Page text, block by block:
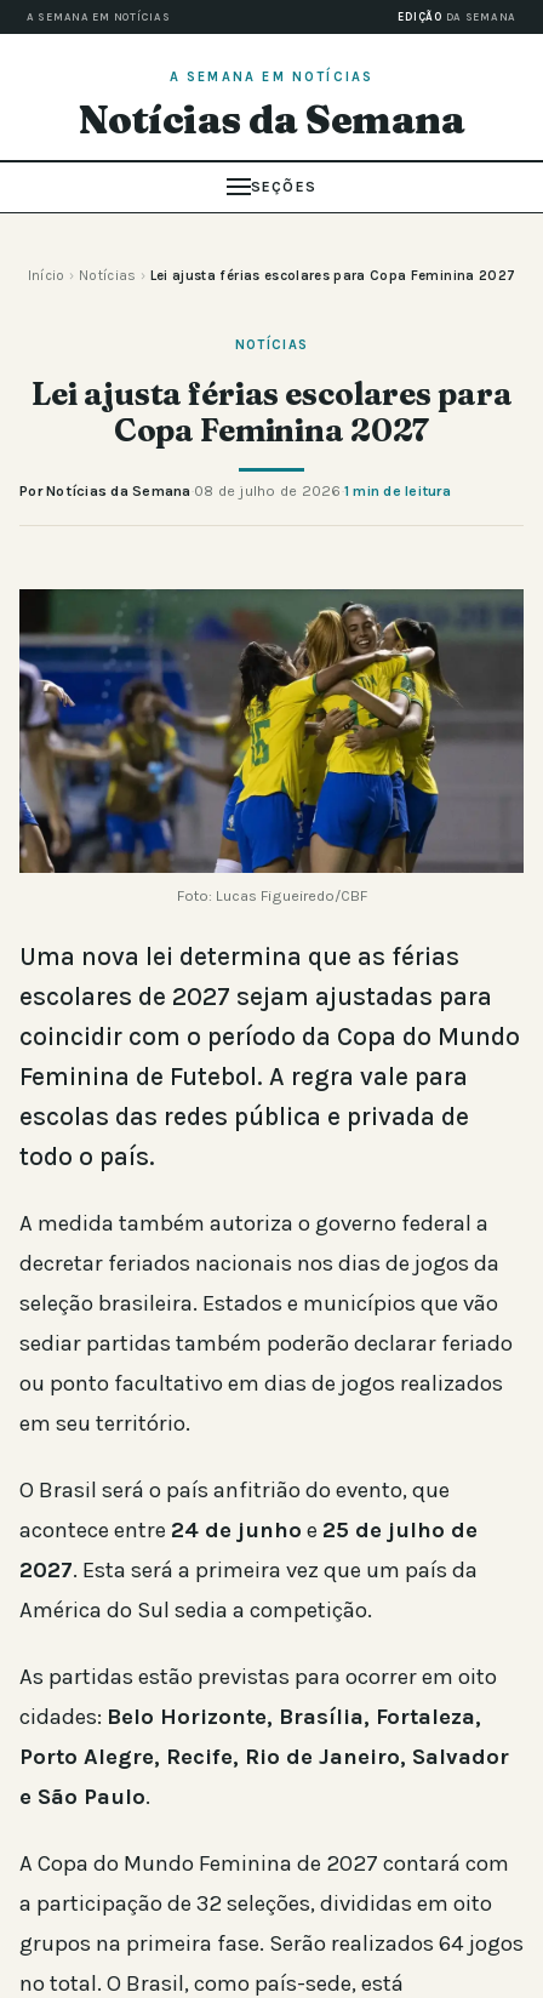
A SEMANA EM NOTÍCIAS EDIÇÃO DA SEMANA
A SEMANA EM NOTÍCIAS
Notícias da Semana
SEÇÕES
Início › Notícias › Lei ajusta férias escolares para Copa Feminina 2027
NOTÍCIAS
Lei ajusta férias escolares para
Copa Feminina 2027
Por Notícias da Semana·08 de julho de 2026·1 min de leitura
Foto: Lucas Figueiredo/CBF
Uma nova lei determina que as férias
escolares de 2027 sejam ajustadas para
coincidir com o período da Copa do Mundo
Feminina de Futebol. A regra vale para
escolas das redes pública e privada de
todo o país.
A medida também autoriza o governo federal a
decretar feriados nacionais nos dias de jogos da
seleção brasileira. Estados e municípios que vão
sediar partidas também poderão declarar feriado
ou ponto facultativo em dias de jogos realizados
em seu território.
O Brasil será o país anfitrião do evento, que
acontece entre 24 de junho e 25 de julho de
2027. Esta será a primeira vez que um país da
América do Sul sedia a competição.
As partidas estão previstas para ocorrer em oito
cidades: Belo Horizonte, Brasília, Fortaleza,
Porto Alegre, Recife, Rio de Janeiro, Salvador
e São Paulo.
A Copa do Mundo Feminina de 2027 contará com
a participação de 32 seleções, divididas em oito
grupos na primeira fase. Serão realizados 64 jogos
no total. O Brasil, como país-sede, está